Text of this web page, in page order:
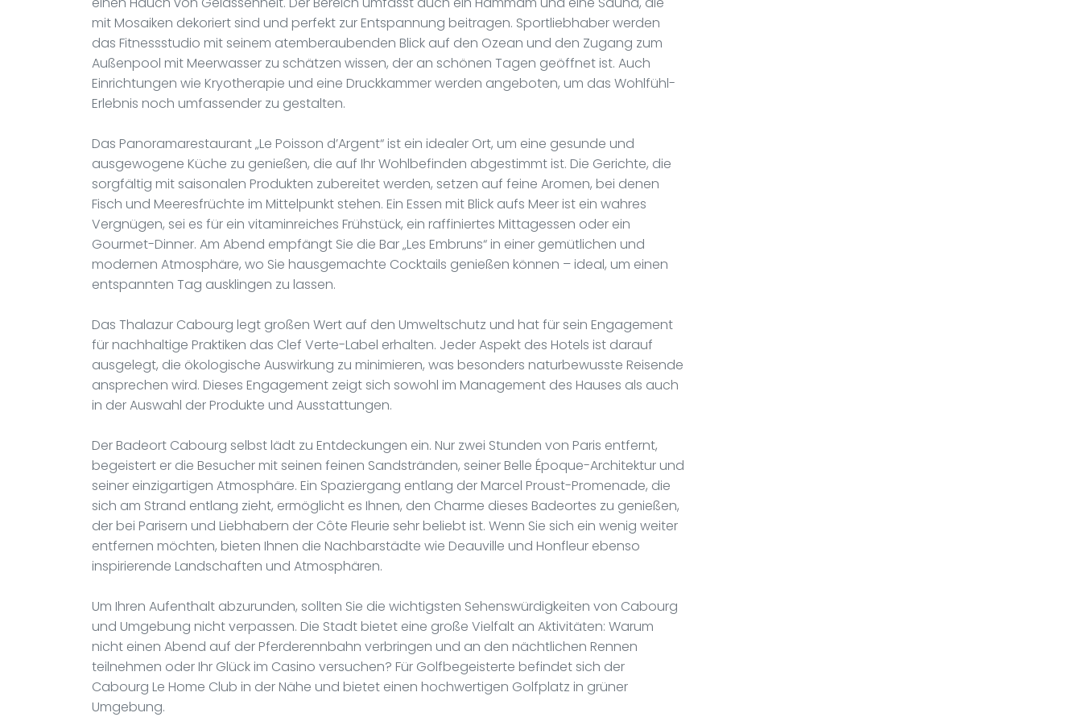
mit Mosaiken dekoriert sind und perfekt zur Entspannung beitragen. Sportliebhaber werden
das Fitnessstudio mit seinem atemberaubenden Blick auf den Ozean und den Zugang zum
Außenpool mit Meerwasser zu schätzen wissen, der an schönen Tagen geöffnet ist. Auch
Einrichtungen wie Kryotherapie und eine Druckkammer werden angeboten, um das Wohlfühl-
Erlebnis noch umfassender zu gestalten.
Das Panoramarestaurant „Le Poisson d’Argent“ ist ein idealer Ort, um eine gesunde und
ausgewogene Küche zu genießen, die auf Ihr Wohlbefinden abgestimmt ist. Die Gerichte, die
sorgfältig mit saisonalen Produkten zubereitet werden, setzen auf feine Aromen, bei denen
Fisch und Meeresfrüchte im Mittelpunkt stehen. Ein Essen mit Blick aufs Meer ist ein wahres
Vergnügen, sei es für ein vitaminreiches Frühstück, ein raffiniertes Mittagessen oder ein
Gourmet-Dinner. Am Abend empfängt Sie die Bar „Les Embruns“ in einer gemütlichen und
modernen Atmosphäre, wo Sie hausgemachte Cocktails genießen können – ideal, um einen
entspannten Tag ausklingen zu lassen.
Das Thalazur Cabourg legt großen Wert auf den Umweltschutz und hat für sein Engagement
für nachhaltige Praktiken das Clef Verte-Label erhalten. Jeder Aspekt des Hotels ist darauf
ausgelegt, die ökologische Auswirkung zu minimieren, was besonders naturbewusste Reisende
ansprechen wird. Dieses Engagement zeigt sich sowohl im Management des Hauses als auch
in der Auswahl der Produkte und Ausstattungen.
Der Badeort Cabourg selbst lädt zu Entdeckungen ein. Nur zwei Stunden von Paris entfernt,
begeistert er die Besucher mit seinen feinen Sandstränden, seiner Belle Époque-Architektur und
seiner einzigartigen Atmosphäre. Ein Spaziergang entlang der Marcel Proust-Promenade, die
sich am Strand entlang zieht, ermöglicht es Ihnen, den Charme dieses Badeortes zu genießen,
der bei Parisern und Liebhabern der Côte Fleurie sehr beliebt ist. Wenn Sie sich ein wenig weiter
entfernen möchten, bieten Ihnen die Nachbarstädte wie Deauville und Honfleur ebenso
inspirierende Landschaften und Atmosphären.
Um Ihren Aufenthalt abzurunden, sollten Sie die wichtigsten Sehenswürdigkeiten von Cabourg
und Umgebung nicht verpassen. Die Stadt bietet eine große Vielfalt an Aktivitäten: Warum
nicht einen Abend auf der Pferderennbahn verbringen und an den nächtlichen Rennen
teilnehmen oder Ihr Glück im Casino versuchen? Für Golfbegeisterte befindet sich der
Cabourg Le Home Club in der Nähe und bietet einen hochwertigen Golfplatz in grüner
Umgebung.